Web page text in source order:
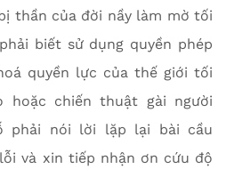
thần của đời nầy làm mờ tối
biết sử dụng quyền phép
quyền lực của thế giới tối
hoặc chiến thuật gài người
phải nói lời lặp lại bài cầu
và xin tiếp nhận ơn cứu độ